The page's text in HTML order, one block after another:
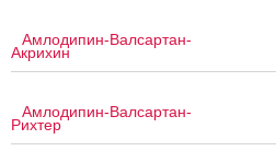
Амлодипин-Валсартан-
Акрихин
Амлодипин-Валсартан-
Рихтер